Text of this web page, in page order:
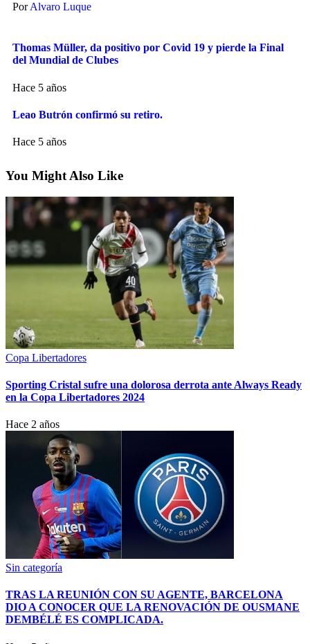
Por Alvaro Luque
Thomas Müller, da positivo por Covid 19 y pierde la Final
del Mundial de Clubes
Hace 5 años
Leao Butrón confirmó su retiro.
Hace 5 años
You Might Also Like
Copa Libertadores
Sporting Cristal sufre una dolorosa derrota ante Always Ready
en la Copa Libertadores 2024
Hace 2 años
Sin categoría
TRAS LA REUNIÓN CON SU AGENTE, BARCELONA
DIO A CONOCER QUE LA RENOVACIÓN DE OUSMANE
DEMBÉLÉ ES COMPLICADA.